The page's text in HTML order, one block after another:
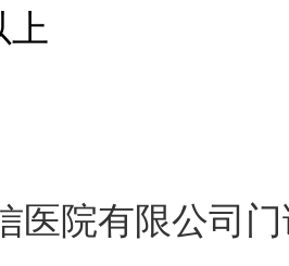
上
医院有限公司